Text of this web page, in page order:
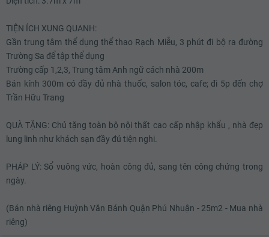
5.73 tỷ
5.77 tỷ
5.81 tỷ
5.85 tỷ
5.89 tỷ
TIỆN ÍCH XUNG QUANH:
Gần trung tâm thể dụng thể thao Rạch Miễu, 3 phút đi bộ ra đường
Trường Sa để tập thể dụng
Trường cấp 1,2,3, Trung tâm Anh ngữ cách nhà 200m
Bán kính 300m có đầy đủ nhà thuốc, salon tóc, cafe; đi 5p đến chợ
Trần Hữu Trang
QUÀ TẶNG: Chủ tặng toàn bộ nội thất cao cấp nhập khẩu , nhà đẹp
lung linh như khách sạn đầy đủ tiện nghi.
PHÁP LÝ: Sổ vuông vức, hoàn công đủ, sang tên công chứng trong
ngày.
(Bán nhà riêng Huỳnh Văn Bánh Quận Phú Nhuận - 25m2 - Mua nhà
riêng)